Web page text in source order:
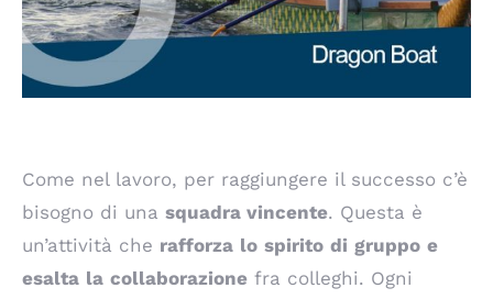
Come nel lavoro, per raggiungere il successo c’è
bisogno di una squadra vincente. Questa è
un’attività che rafforza lo spirito di gruppo e
esalta la collaborazione fra colleghi. Ogni